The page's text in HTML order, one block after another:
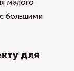
малого
большими
для